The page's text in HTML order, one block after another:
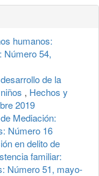
humanos:
Número 54,
de la
, Hechos y
2019
Mediación:
Número 16
en delito de
familiar:
Número 51, mayo-